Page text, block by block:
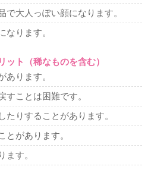
大人っぽい顔になります。
なります。
ト（稀なものを含む）
あります。
ことは困難です。
りすることがあります。
とがあります。
ます。